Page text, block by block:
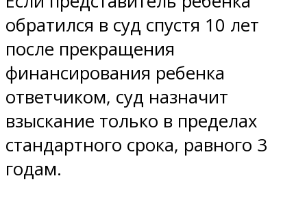
обратился в суд спустя 10 лет
после прекращения
финансирования ребенка
ответчиком, суд назначит
взыскание только в пределах
стандартного срока, равного 3
годам.